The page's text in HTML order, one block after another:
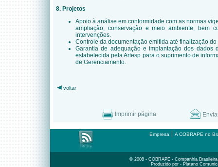
8. Projetos
Apoio à análise em conformidade com as normas
ampliação, conservação e meio ambiente, bem
intervenções.
Controle da documentação emitida até finalização do
Garantia de adequação e implantação dos dados
estabelecida pela Artesp para o suprimento de
de Gerenciamento.
voltar
Imprimir página
Empresa | A COBRAPE no
© 2008 - COBRAPE - Companhia
Produzido por - Plátano